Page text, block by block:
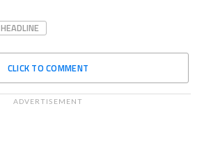
HEADLINE
CLICK TO COMMENT
ADVERTISEMENT